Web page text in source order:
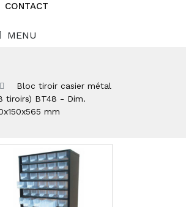
CONTACT
MENU
Bloc tiroir casier métal
tiroirs) BT48 - Dim.
mm